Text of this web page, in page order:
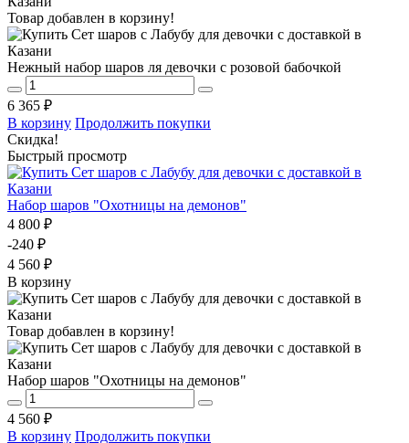
Товар добавлен в корзину!
Нежный набор шаров ля девочки с розовой бабочкой
6 365 ₽
В корзину Продолжить покупки
Скидка!
Быстрый просмотр
Набор шаров "Охотницы на демонов"
4 800 ₽
-240 ₽
4 560 ₽
В корзину
Товар добавлен в корзину!
Набор шаров "Охотницы на демонов"
4 560 ₽
В корзину Продолжить покупки